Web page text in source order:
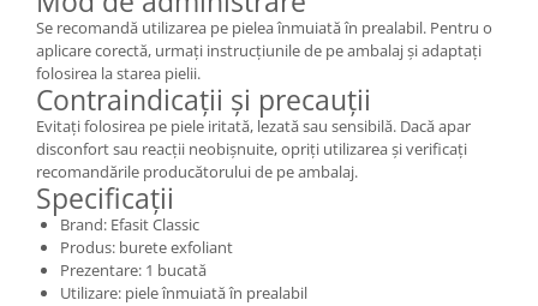
Se recomandă utilizarea pe pielea înmuiată în prealabil. Pentru o
aplicare corectă, urmați instrucțiunile de pe ambalaj și adaptați
folosirea la starea pielii.
Contraindicații și precauții
Evitați folosirea pe piele iritată, lezată sau sensibilă. Dacă apar
disconfort sau reacții neobișnuite, opriți utilizarea și verificați
recomandările producătorului de pe ambalaj.
Specificații
Brand: Efasit Classic
Produs: burete exfoliant
Prezentare: 1 bucată
Utilizare: piele înmuiată în prealabil